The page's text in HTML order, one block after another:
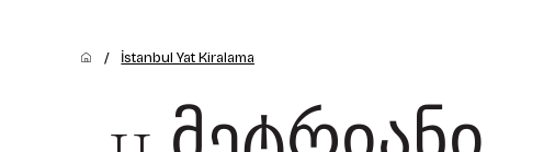
/ İstanbul Yat Kiralama